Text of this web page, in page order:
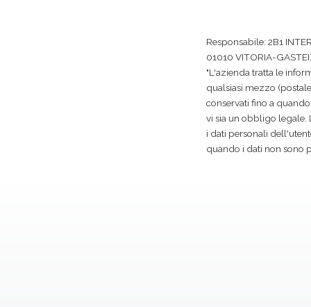
Responsabile: 2B1
01010 VITORIA-
"L'azienda tratta le
qualsiasi mezzo
conservati fino a
vi sia un obbligo legale.
i dati personali
quando i dati non sono